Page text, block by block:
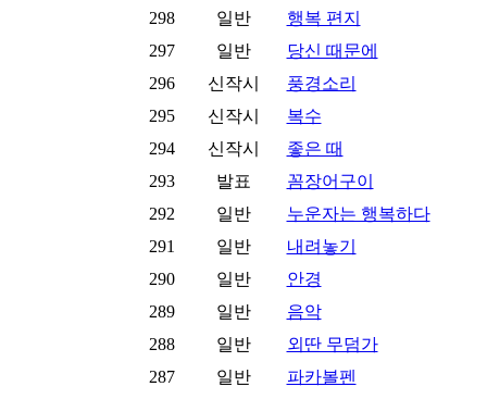
298
일반
행복 편지
297
일반
당신 때문에
296
신작시
풍경소리
295
신작시
복수
294
신작시
좋은 때
293
발표
꼼장어구이
292
일반
누운자는 행복하다
291
일반
내려놓기
290
일반
안경
289
일반
음악
288
일반
외딴 무덤가
287
일반
파카볼펜